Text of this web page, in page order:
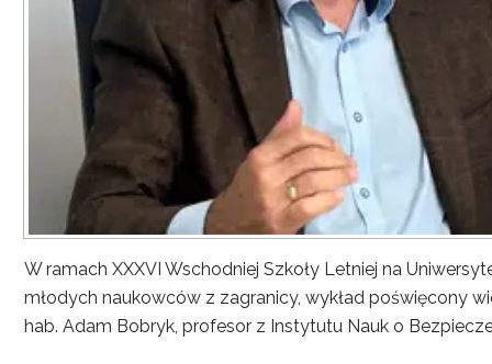
W ramach XXXVI Wschodniej Szkoły Letniej na
młodych naukowców z zagranicy, wykład poświęcony
hab. Adam Bobryk, profesor z Instytutu Nauk o